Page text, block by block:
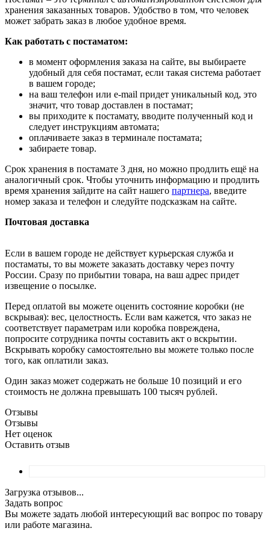
хранения заказанных товаров. Удобство в том, что человек
может забрать заказ в любое удобное время.
Как работать с постаматом:
в момент оформления заказа на сайте, вы выбираете
удобный для себя постамат, если такая система работает
в вашем городе;
на ваш телефон или e-mail придет уникальный код, это
значит, что товар доставлен в постамат;
вы приходите к постамату, вводите полученный код и
следует инструкциям автомата;
оплачиваете заказ в терминале постамата;
забираете товар.
Срок хранения в постамате 3 дня, но можно продлить ещё на
аналогичный срок. Чтобы уточнить информацию и продлить
время хранения зайдите на сайт нашего партнера, введите
номер заказа и телефон и следуйте подсказкам на сайте.
Почтовая доставка
Если в вашем городе не действует курьерская служба и
постаматы, то вы можете заказать доставку через почту
России. Сразу по прибытии товара, на ваш адрес придет
извещение о посылке.
Перед оплатой вы можете оценить состояние коробки (не
вскрывая): вес, целостность. Если вам кажется, что заказ не
соответствует параметрам или коробка повреждена,
попросите сотрудника почты составить акт о вскрытии.
Вскрывать коробку самостоятельно вы можете только после
того, как оплатили заказ.
Один заказ может содержать не больше 10 позиций и его
стоимость не должна превышать 100 тысяч рублей.
Отзывы
Отзывы
Нет оценок
Оставить отзыв
Загрузка отзывов...
Задать вопрос
Вы можете задать любой интересующий вас вопрос по товару
или работе магазина.